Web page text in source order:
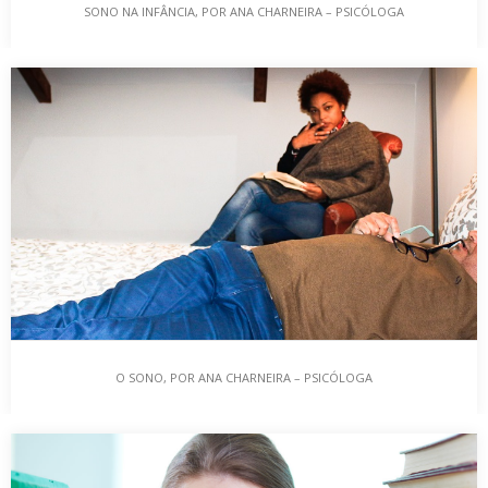
SONO NA INFÂNCIA, POR ANA CHARNEIRA –
PSICÓLOGA
Durante o período de intenso crescimento e maturação do
sistema nervoso central que se processa na…
SONO NA INFÂNCIA, POR ANA CHARNEIRA – PSICÓLOGA
O SONO, POR ANA CHARNEIRA – PSICÓLOGA
Tem dificuldades em dormir, em iniciar o sono, tem muitos
O SONO, POR ANA CHARNEIRA – PSICÓLOGA